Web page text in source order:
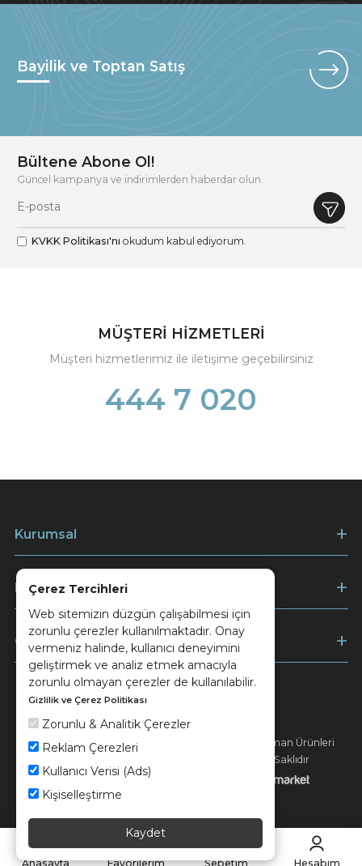
Çerez Tercihleri
Web sitemizin düzgün çalışabilmesi için
zorunlu çerezler kullanılmaktadır. Onay
vermeniz halinde, kullanıcı deneyimini
geliştirmek ve analiz etmek amacıyla
zorunlu olmayan çerezler de kullanılabilir.
Gizlilik ve Çerez Politikası
Zorunlu & Analitik Çerezler
Reklam Çerezleri
Kullanıcı Verisi (Ads)
Kişiselleştirme
Kaydet
Bayilik ve Toptan Satış
Bültene Abone Ol!
Güncel kampanya ve indirimlerden haberdar olun.
KVKK Politikası'nı okudum kabul ediyorum.
MÜŞTERİ HİZMETLERİ
Müşteri hizmetlerimiz ile iletişime geçebilirsiniz
444 7 020
Kurumsal
Müşteri Hizmetleri
Ödeme
© 2026 Ünsa Madencilik Turizm Enerji Seramik Orman Ürünleri
Elektrik Üretim San. ve Tic. A.Ş. - Tüm Hakları Saklıdır
Anasayfa Favorilerim Sepetim Hesabım